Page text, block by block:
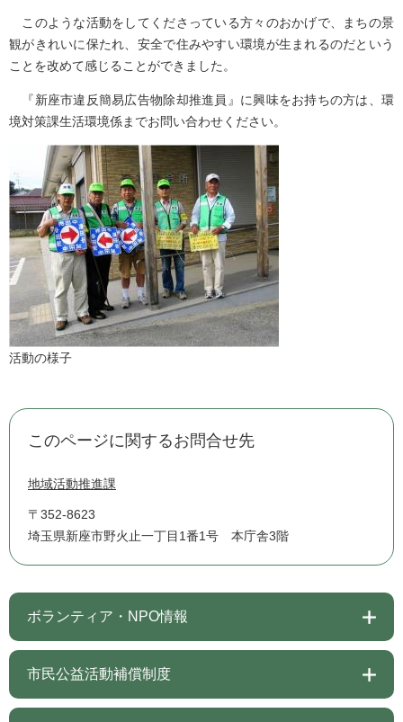
このような活動をしてくださっている方々のおかげで、まちの景
観がきれいに保たれ、安全で住みやすい環境が生まれるのだという
ことを改めて感じることができました。
『新座市違反簡易広告物除却推進員』に興味をお持ちの方は、環
境対策課生活環境係までお問い合わせください。
活動の様子
このページに関するお問合せ先
地域活動推進課
〒352-8623
埼玉県新座市野火止一丁目1番1号 本庁舎3階
ボランティア・NPO情報
市民公益活動補償制度